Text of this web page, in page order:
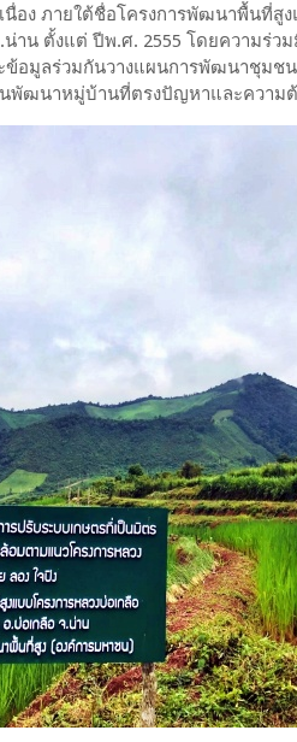
อง ภายใต้ชื่อโครงการพัฒนาพื้นที่สูง
น่าน ตั้งแต่ ปีพ.ศ. 2555 โดยความร่ว
ข้อมูลร่วมกันวางแผนการพัฒนาชุม
พัฒนาหมู่บ้านที่ตรงปัญหาและความต้